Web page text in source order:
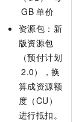
GB 单价
资源包： 新
版资源包
（预付计划
2.0）
，换
算成资源额
度（CU）
进行抵扣。